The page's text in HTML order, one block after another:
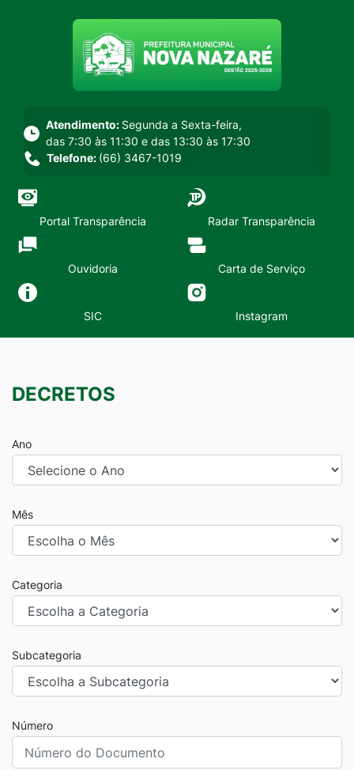
Seção do menu principal
Atendimento: Segunda a Sexta-feira,
das 7:30 às 11:30 e das 13:30 às 17:30
Telefone: (66) 3467-1019
Portal Transparência Radar Transparência
Ouvidoria Carta de Serviço
SIC Instagram
DECRETOS
Ano
Mês
Categoria
Subcategoria
Número